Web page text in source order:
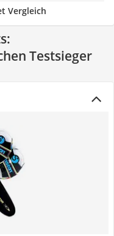
Vergleich
Testsieger